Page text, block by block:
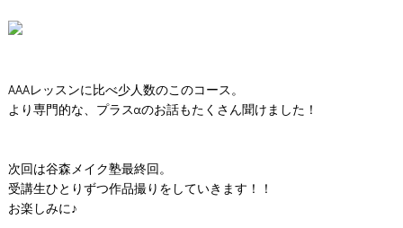
AAAレッスンに比べ少人数のこのコース。
より専門的な、プラスαのお話もたくさん聞けました！
次回は谷森メイク塾最終回。
受講生ひとりずつ作品撮りをしていきます！！
お楽しみに♪